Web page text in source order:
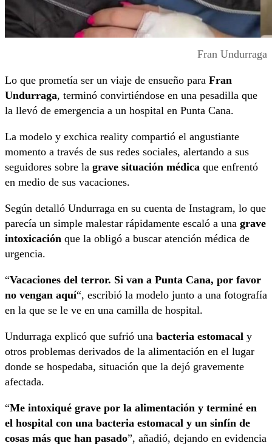
Fran Undurraga
Lo que prometía ser un viaje de ensueño para Fran
Undurraga, terminó convirtiéndose en una pesadilla que
la llevó de emergencia a un hospital en Punta Cana.
La modelo y exchica reality compartió el angustiante
momento a través de sus redes sociales, alertando a sus
seguidores sobre la grave situación médica que enfrentó
en medio de sus vacaciones.
Según detalló Undurraga en su cuenta de Instagram, lo que
parecía un simple malestar rápidamente escaló a una grave
intoxicación que la obligó a buscar atención médica de
urgencia.
“Vacaciones del terror. Si van a Punta Cana, por favor
no vengan aquí“, escribió la modelo junto a una fotografía
en la que se le ve en una camilla de hospital.
Undurraga explicó que sufrió una bacteria estomacal y
otros problemas derivados de la alimentación en el lugar
donde se hospedaba, situación que la dejó gravemente
afectada.
“Me intoxiqué grave por la alimentación y terminé en
el hospital con una bacteria estomacal y un sinfín de
cosas más que han pasado”, añadió, dejando en evidencia